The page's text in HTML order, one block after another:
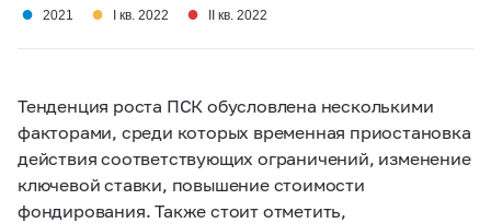
● 2021 ● I кв. 2022 ● II кв. 2022
Тенденция роста ПСК обусловлена несколькими
факторами, среди которых временная приостановка
действия соответствующих ограничений, изменение
ключевой ставки, повышение стоимости
фондирования. Также стоит отметить,